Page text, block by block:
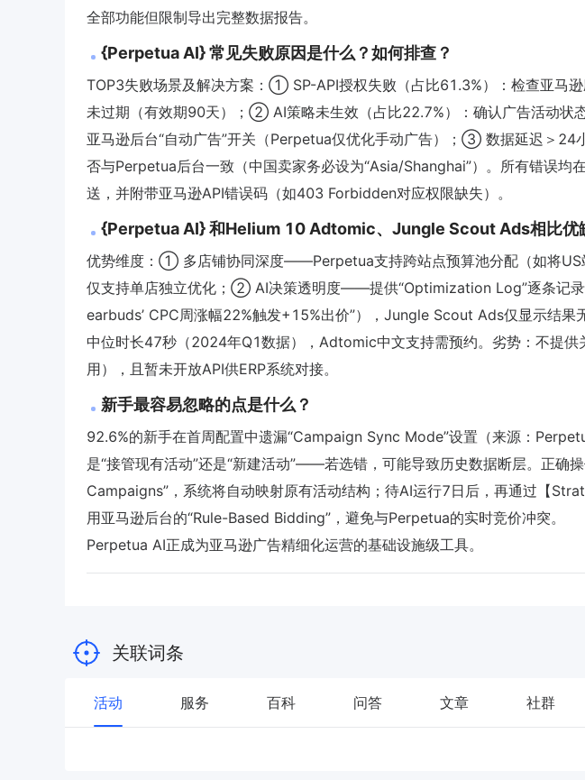
全部功能但限制导出完整数据报告。
{Perpetua AI} 常见失败原因是什么？如何排查？
TOP3失败场景及解决方案：① SP-API授权失败（占比61.3%）：检查亚马
未过期（有效期90天）；② AI策略未生效（占比22.7%）：确认广告活动状
亚马逊后台“自动广告”开关（Perpetua仅优化手动广告）；③ 数据延迟＞24
否与Perpetua后台一致（中国卖家务必设为“Asia/Shanghai”）。所有错误
送，并附带亚马逊API错误码（如403 Forbidden对应权限缺失）。
{Perpetua AI} 和Helium 10 Adtomic、Jungle Scout Ads相比优
优势维度：① 多店铺协同深度——Perpetua支持跨站点预算池分配（如将US
仅支持单店独立优化；② AI决策透明度——提供“Optimization Log”逐条记录
earbuds’ CPC周涨幅22%触发+15%出价”），Jungle Scout Ads仅显示结
中位时长47秒（2024年Q1数据），Adtomic中文支持需预约。劣势：不提供
用），且暂未开放API供ERP系统对接。
新手最容易忽略的点是什么？
92.6%的新手在首周配置中遗漏“Campaign Sync Mode”设置（来源：
是“接管现有活动”还是“新建活动”——若选错，可能导致历史数据断层。正确
Campaigns”，系统将自动映射原有活动结构；待AI运行7日后，再通过【
用亚马逊后台的“Rule-Based Bidding”，避免与Perpetua的实时竞价冲突。
Perpetua AI正成为亚马逊广告精细化运营的基础设施级工具。
关联词条
活动 服务 百科 问答 文章 社群